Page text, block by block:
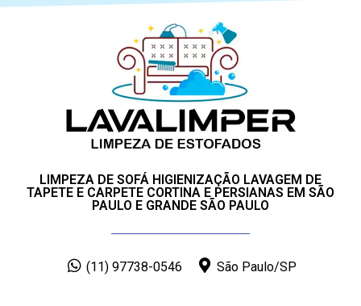
LIMPEZA DE SOFÁ HIGIENIZAÇÃO LAVAGEM DE
TAPETE E CARPETE CORTINA E PERSIANAS EM SÃO
PAULO E GRANDE SÃO PAULO
(11) 97738-0546 São Paulo/SP